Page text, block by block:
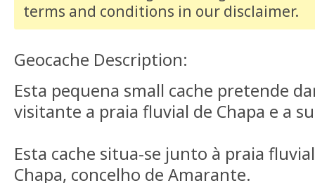
terms and conditions in our disclaimer.
Geocache Description:
Esta pequena small cache pretende
visitante a praia fluvial de Chapa e a
Esta cache situa-se junto à praia
Chapa, concelho de Amarante.